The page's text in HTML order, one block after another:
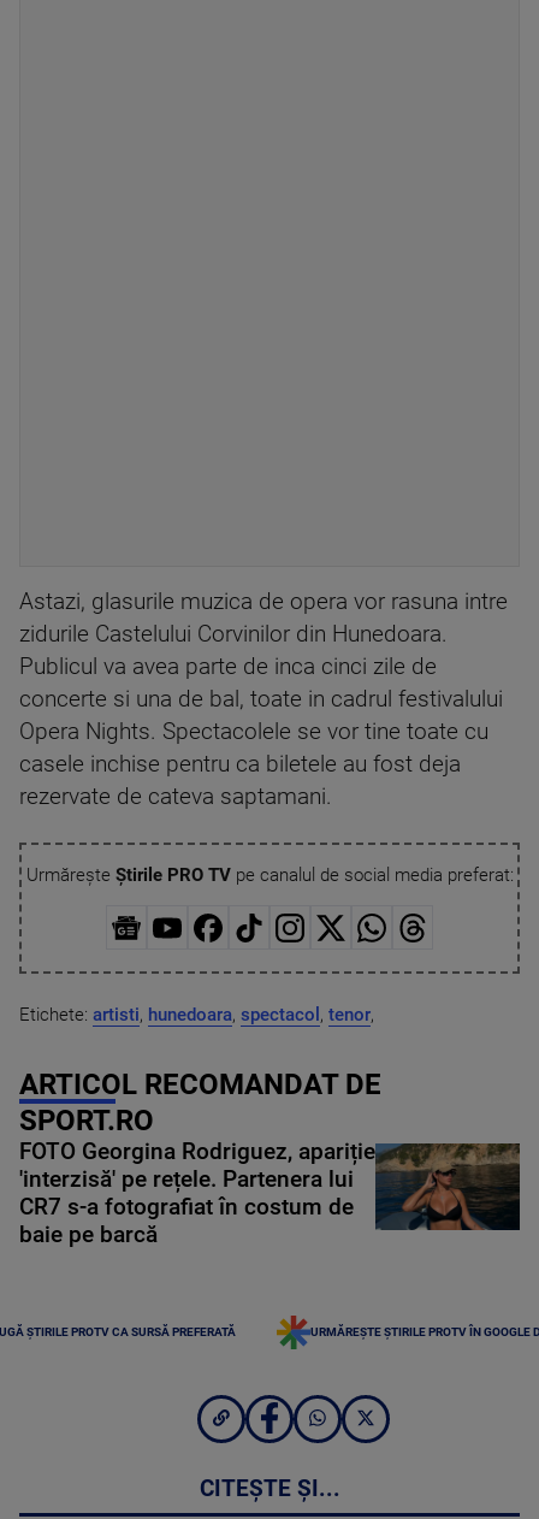
Astazi, glasurile muzica de opera vor rasuna intre
zidurile Castelului Corvinilor din Hunedoara.
Publicul va avea parte de inca cinci zile de
concerte si una de bal, toate in cadrul festivalului
Opera Nights. Spectacolele se vor tine toate cu
casele inchise pentru ca biletele au fost deja
rezervate de cateva saptamani.
Urmărește Știrile PRO TVpe canalul de social media preferat:
Etichete: artisti, hunedoara, spectacol , tenor,
ARTICOL RECOMANDAT DE
SPORT.RO
FOTO Georgina Rodriguez, apariție
'interzisă' pe rețele. Partenera lui
CR7 s-a fotografiat în costum de
baie pe barcă
ȘTIRILE PROTV CA SURSĂ PREFERATĂ URMĂREȘTE ȘTIRILE PROTV ÎN GOOGLE
CITEȘTE ȘI...